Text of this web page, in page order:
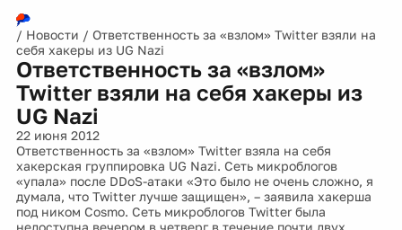
/ Новости / Ответственность за «взлом» Twitter взяли на
себя хакеры из UG Nazi
Ответственность за «взлом»
Twitter взяли на себя хакеры из
UG Nazi
22 июня 2012
Ответственность за «взлом» Twitter взяла на себя
хакерская группировка UG Nazi. Сеть микроблогов
«упала» после DDoS-атаки «Это было не очень сложно, я
думала, что Twitter лучше защищен», – заявила хакерша
под ником Cosmo. Сеть микроблогов Twitter была